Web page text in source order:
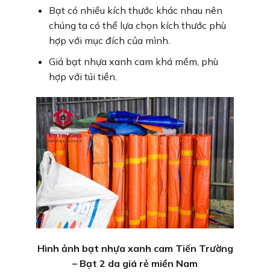
Bạt có nhiều kích thước khác nhau nên
chúng ta có thể lựa chọn kích thước phù
hợp với mục đích của mình.
Giá bạt nhựa xanh cam khá mềm, phù
hợp với túi tiền.
Hình ảnh bạt nhựa xanh cam Tiến Trường
– Bạt 2 da giá rẻ miền Nam